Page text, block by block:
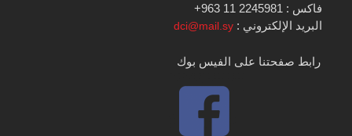
فاكس : 2245981 11 963+
البريد الإلكتروني :dci@mail.sy
رابط صفحتنا على الفيس بوك